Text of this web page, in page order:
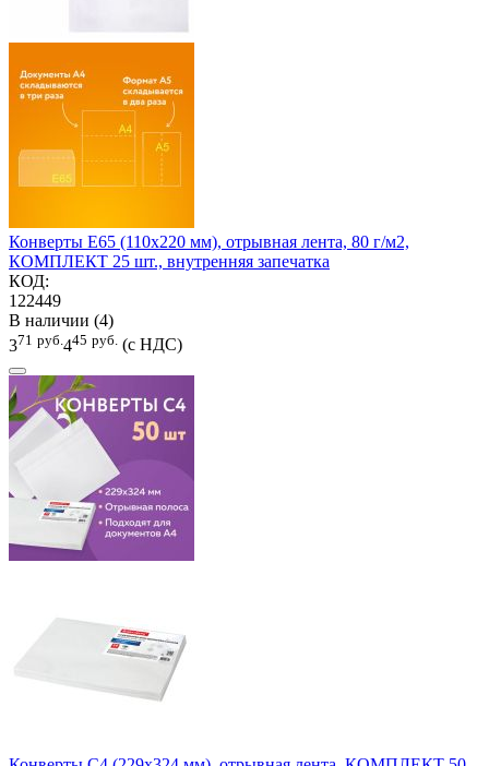
Конверты Е65 (110х220 мм), отрывная лента, 80 г/м2,
КОМПЛЕКТ 25 шт., внутренняя запечатка
КОД:
122449
В наличии (4)
371 руб. 445 руб. (с НДС)